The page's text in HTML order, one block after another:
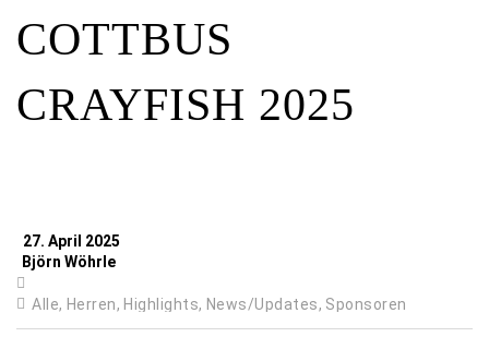
COTTBUS
CRAYFISH 2025
27. April 2025
Björn Wöhrle
Alle, Herren, Highlights, News/Updates, Sponsoren